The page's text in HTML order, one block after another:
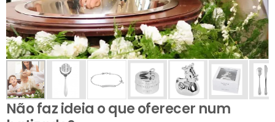
Não faz ideia o que oferecer num